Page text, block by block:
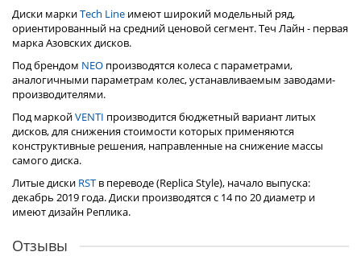
Диски маркиTech Line имеют широкий модельный ряд,
ориентированный на средний ценовой сегмент. Теч Лайн - первая
марка Азовских дисков.
Под брендом NEO производятся колеса с параметрами,
аналогичными параметрам колес, устанавливаемым заводами-
производителями.
Под маркойVENTI производится бюджетный вариант литых
дисков, для снижения стоимости которых применяются
конструктивные решения, направленные на снижение массы
самого диска.
Литые диски RST в переводе (Replica Style), начало выпуска:
декабрь 2019 года. Диски производятся с 14 по 20 диаметр и
имеют дизайн Реплика.
Отзывы